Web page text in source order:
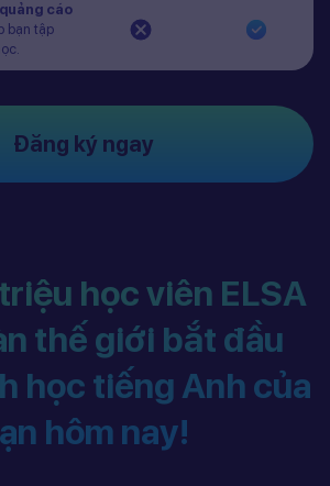
cáo
bạn tập
Đăng ký ngay
học viên ELSA
thế giới bắt đầu
học tiếng Anh của
hôm nay!